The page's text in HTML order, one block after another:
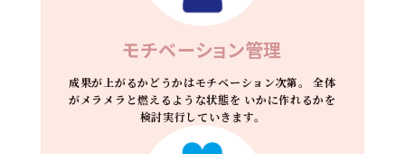
モチベーション管理
成果が上がるかどうかはモチベーション次第。
全体
がメラメラと燃えるような状態を いかに作れるかを
検討実行していきます。